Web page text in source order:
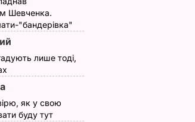
Шевченка.
"бандерівка"
лише тоді,
як у свою
буду тут